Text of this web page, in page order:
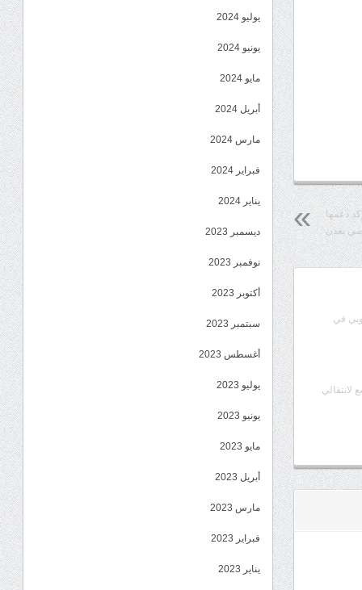
دعمها
بعدن
في
لانتقالي
يوليو 2024
يونيو 2024
مايو 2024
أبريل 2024
مارس 2024
فبراير 2024
يناير 2024
ديسمبر 2023
نوفمبر 2023
أكتوبر 2023
سبتمبر 2023
أغسطس 2023
يوليو 2023
يونيو 2023
مايو 2023
أبريل 2023
مارس 2023
فبراير 2023
يناير 2023